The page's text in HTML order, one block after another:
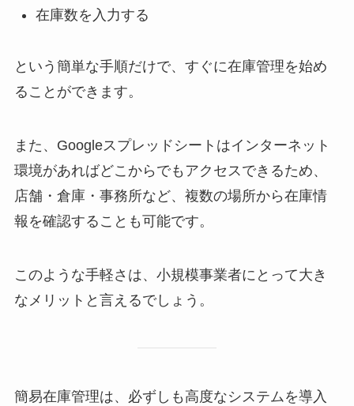
在庫数を入力する
という簡単な手順だけで、すぐに在庫管理を始め
ることができます。
また、Googleスプレッドシートはインターネット
環境があればどこからでもアクセスできるため、
店舗・倉庫・事務所など、複数の場所から在庫情
報を確認することも可能です。
このような手軽さは、小規模事業者にとって大き
なメリットと言えるでしょう。
簡易在庫管理は、必ずしも高度なシステムを導入